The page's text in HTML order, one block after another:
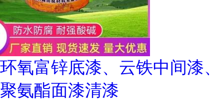
环氧富锌底漆、云铁中间漆、
聚氨酯面漆清漆